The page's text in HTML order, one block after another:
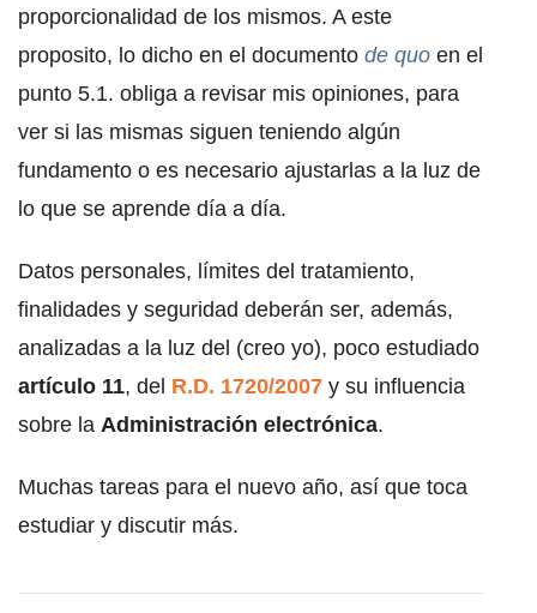
proporcionalidad de los mismos. A este
proposito, lo dicho en el documento de quo en el
punto 5.1. obliga a revisar mis opiniones, para
ver si las mismas siguen teniendo algún
fundamento o es necesario ajustarlas a la luz de
lo que se aprende día a día.
Datos personales, límites del tratamiento,
finalidades y seguridad deberán ser, además,
analizadas a la luz del (creo yo), poco estudiado
artículo 11, del R.D. 1720/2007 y su influencia
sobre la Administración electrónica.
Muchas tareas para el nuevo año, así que toca
estudiar y discutir más.